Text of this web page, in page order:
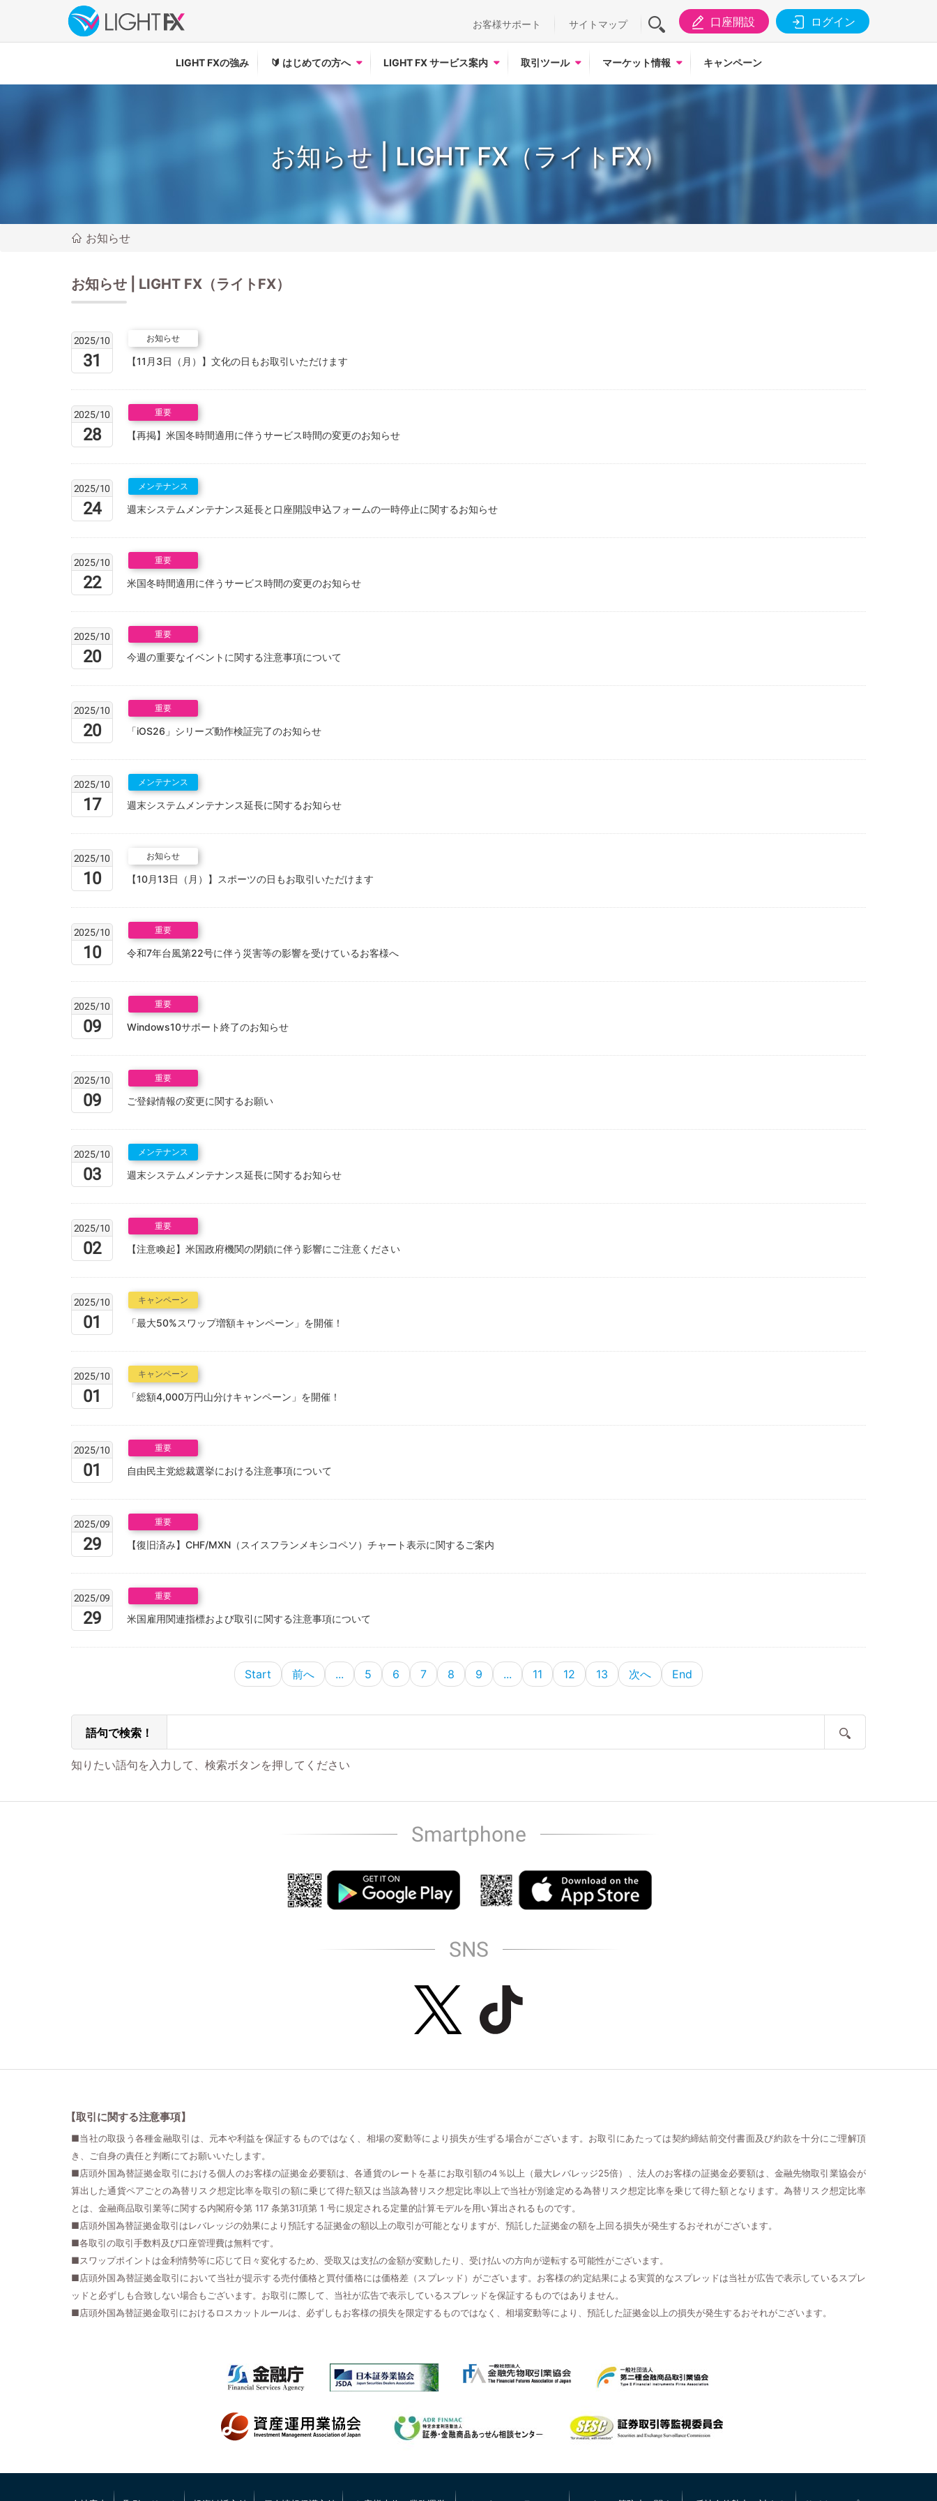
お客様サポート サイトマップ 口座開設 ログイン
LIGHT FXの強み 🔰 はじめての方へ LIGHT FX サービス案内 取引ツール マーケット情報 キャンペーン
お知らせ | LIGHT FX（ライトFX）
お知らせ
お知らせ | LIGHT FX（ライトFX）
2025/10
31
お知らせ
【11月3日（月）】文化の日もお取引いただけます
2025/10
28
重要
【再掲】米国冬時間適用に伴うサービス時間の変更のお知らせ
2025/10
24
メンテナンス
週末システムメンテナンス延長と口座開設申込フォームの一時停止に関するお知らせ
2025/10
22
重要
米国冬時間適用に伴うサービス時間の変更のお知らせ
2025/10
20
重要
今週の重要なイベントに関する注意事項について
2025/10
20
重要
「iOS26」シリーズ動作検証完了のお知らせ
2025/10
17
メンテナンス
週末システムメンテナンス延長に関するお知らせ
2025/10
10
お知らせ
【10月13日（月）】スポーツの日もお取引いただけます
2025/10
10
重要
令和7年台風第22号に伴う災害等の影響を受けているお客様へ
2025/10
09
重要
Windows10サポート終了のお知らせ
2025/10
09
重要
ご登録情報の変更に関するお願い
2025/10
03
メンテナンス
週末システムメンテナンス延長に関するお知らせ
2025/10
02
重要
【注意喚起】米国政府機関の閉鎖に伴う影響にご注意ください
2025/10
01
キャンペーン
「最大50%スワップ増額キャンペーン」を開催！
2025/10
01
キャンペーン
「総額4,000万円山分けキャンペーン」を開催！
2025/10
01
重要
自由民主党総裁選挙における注意事項について
2025/09
29
重要
【復旧済み】CHF/MXN（スイスフランメキシコペソ）チャート表示に関するご案内
2025/09
29
重要
米国雇用関連指標および取引に関する注意事項について
Start 前へ ... 5 6 7 8 9 ... 11 12 13 次へ End
語句で検索！
知りたい語句を入力して、検索ボタンを押してください
Smartphone
SNS
【取引に関する注意事項】
■当社の取扱う各種金融取引は、元本や利益を保証するものではなく、相場の変動等により損失が生ずる場合がございます。お取引にあたっては契約締結前交付書面及び約款を十分にご理解頂
き、ご自身の責任と判断にてお願いいたします。
■店頭外国為替証拠金取引における個人のお客様の証拠金必要額は、各通貨のレートを基にお取引額の4％以上（最大レバレッジ25倍）、法人のお客様の証拠金必要額は、金融先物取引業協会が
算出した通貨ペアごとの為替リスク想定比率を取引の額に乗じて得た額又は当該為替リスク想定比率以上で当社が別途定める為替リスク想定比率を乗じて得た額となります。為替リスク想定比率
とは、金融商品取引業等に関する内閣府令第 117 条第31項第 1 号に規定される定量的計算モデルを用い算出されるものです。
■店頭外国為替証拠金取引はレバレッジの効果により預託する証拠金の額以上の取引が可能となりますが、預託した証拠金の額を上回る損失が発生するおそれがございます。
■各取引の取引手数料及び口座管理費は無料です。
■スワップポイントは金利情勢等に応じて日々変化するため、受取又は支払の金額が変動したり、受け払いの方向が逆転する可能性がございます。
■店頭外国為替証拠金取引において当社が提示する売付価格と買付価格には価格差（スプレッド）がございます。お客様の約定結果による実質的なスプレッドは当社が広告で表示しているスプレ
ッドと必ずしも合致しない場合もございます。お取引に際して、当社が広告で表示しているスプレッドを保証するものではありません。
■店頭外国為替証拠金取引におけるロスカットルールは、必ずしもお客様の損失を限定するものではなく、相場変動等により、預託した証拠金以上の損失が発生するおそれがございます。